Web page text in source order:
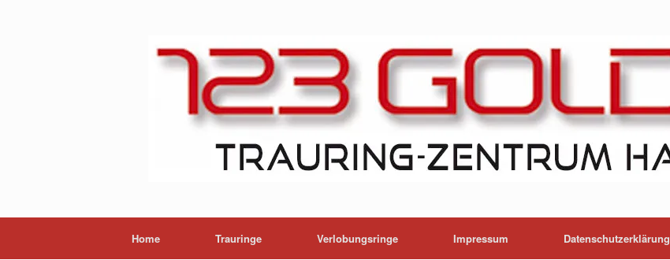
Home Trauringe Verlobungsringe Impressum Datenschutzerklärung